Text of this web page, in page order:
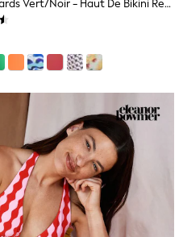
Imprimé Léopards Vert/Noir - Haut De Bikini Rembourré À Armatures Gainant